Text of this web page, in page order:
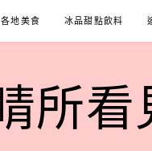
各地美食 冰品甜點飲料
所看